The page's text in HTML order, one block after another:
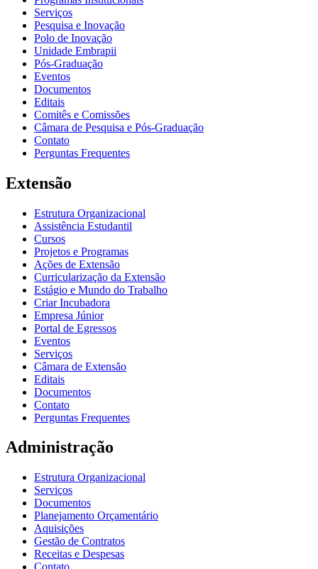
Serviços
Pesquisa e Inovação
Polo de Inovação
Unidade Embrapii
Pós-Graduação
Eventos
Documentos
Editais
Comitês e Comissões
Câmara de Pesquisa e Pós-Graduação
Contato
Perguntas Frequentes
Extensão
Estrutura Organizacional
Assistência Estudantil
Cursos
Projetos e Programas
Ações de Extensão
Curricularização da Extensão
Estágio e Mundo do Trabalho
Criar Incubadora
Empresa Júnior
Portal de Egressos
Eventos
Serviços
Câmara de Extensão
Editais
Documentos
Contato
Perguntas Frequentes
Administração
Estrutura Organizacional
Serviços
Documentos
Planejamento Orçamentário
Aquisições
Gestão de Contratos
Receitas e Despesas